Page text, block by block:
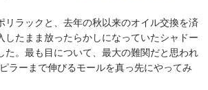
リラックと、去年の秋以来のオイル交換を済
したまま放ったらかしになっていたシャドー
た。最も目について、最大の難関だと思われ
ラーまで伸びるモールを真っ先にやってみ